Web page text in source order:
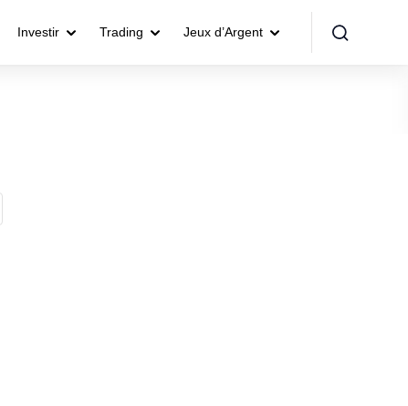
Investir Trading Jeux d’Argent